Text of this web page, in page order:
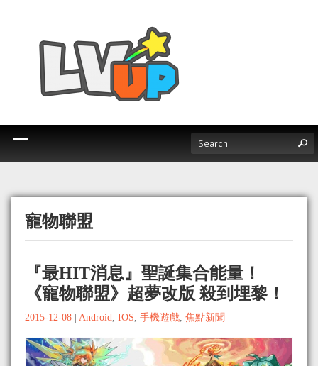
寵物聯盟
『最HIT消息』聖誕集合能量！
《寵物聯盟》超夢改版 殺到埋黎！
2015-12-08 Android, IOS, 手機遊戲, 焦點新聞